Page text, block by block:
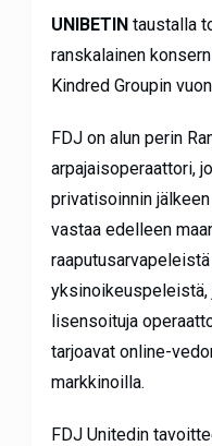
UNIBETIN taustalla
ranskalainen
Kindred Groupin
FDJ on alun perin
arpajaisoperaattori,
privatisoinnin
vastaa edelleen
yksinoikeuspeleistä,
lisensoituja
tarjoavat online-
markkinoilla.
FDJ Unitedin